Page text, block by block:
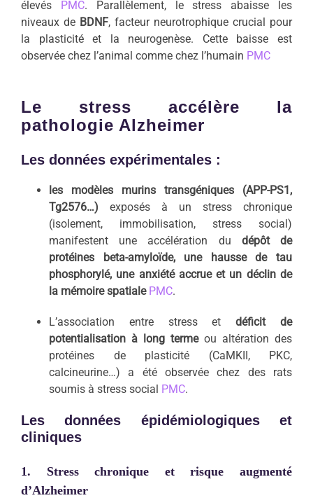
élevés PMC. Parallèlement, le stress abaisse les
niveaux de BDNF, facteur neurotrophique crucial pour
la plasticité et la neurogenèse. Cette baisse est
observée chez l’animal comme chez l’humain PMC
Le stress accélère la
pathologie Alzheimer
Les données expérimentales :
les modèles murins transgéniques (APP-PS1,
Tg2576…) exposés à un stress chronique
(isolement, immobilisation, stress social)
manifestent une accélération du dépôt de
protéines beta-amyloïde, une hausse de tau
phosphorylé, une anxiété accrue et un déclin de
la mémoire spatiale PMC.
L’association entre stress etdéficit de
potentialisation à long terme ou altération des
protéines de plasticité (CaMKII, PKC,
calcineurine…) a été observée chez des rats
soumis à stress social PMC.
Les données épidémiologiques et
cliniques
1. Stress chronique et risque augmenté
d’Alzheimer